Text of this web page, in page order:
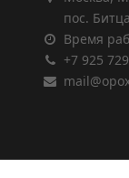
пос.
Время
+7 925